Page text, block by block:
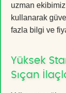
uzman
kullanarak
fazla bilgi ve
Yüksek
Sıçan